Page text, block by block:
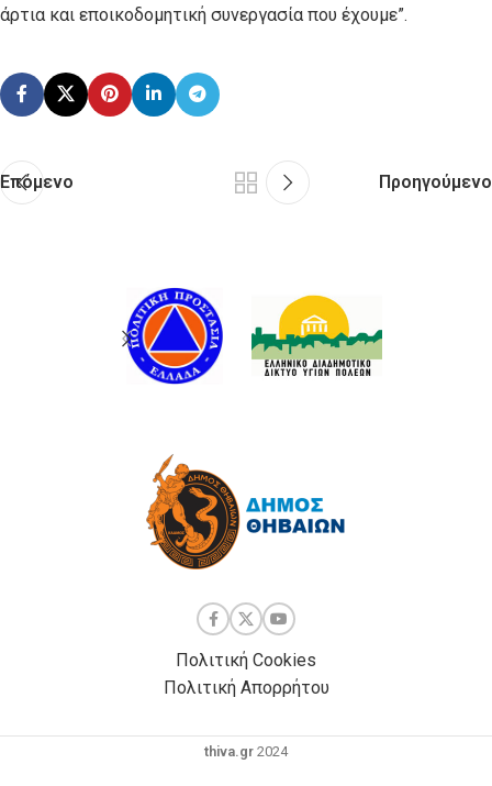
άρτια και εποικοδομητική συνεργασία που έχουμε”.
Επόμενο Προηγούμενο
Πολιτική Cookies
Πολιτική Απορρήτου
thiva.gr 2024